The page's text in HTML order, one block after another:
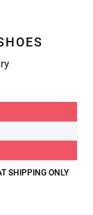
SHIPPING ONLY